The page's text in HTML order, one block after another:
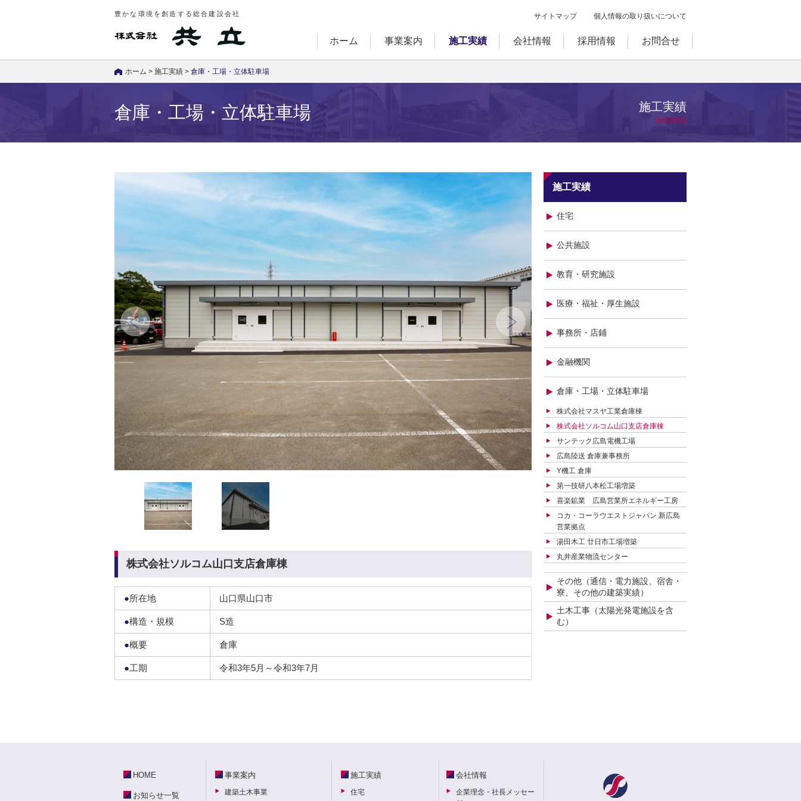
豊かな環境を創造する総合建設会社 サイトマップ 個人情報の取り扱いについて
ホーム 事業案内 施工実績 会社情報 採用情報 お問合せ
ホーム > 施工実績 > 倉庫・工場・立体駐車場
倉庫・工場・立体駐車場 施工実績
WORKS
株式会社ソルコム山口支店倉庫棟
●所在地 山口県山口市
●構造・規模 S造
●概要 倉庫
●工期 令和3年5月～令和3年7月
施工実績
住宅
公共施設
教育・研究施設
医療・福祉・厚生施設
事務所・店鋪
金融機関
倉庫・工場・立体駐車場
株式会社マスヤ工業倉庫棟
株式会社ソルコム山口支店倉庫棟
サンテック広島電機工場
広島陸送 倉庫兼事務所
Y機工 倉庫
第一技研八本松工場増築
喜楽鉱業 広島営業所エネルギー工房
コカ・コーラウエストジャパン 新広島
営業拠点
湯田木工 廿日市工場増築
丸井産業物流センター
その他（通信・電力施設、宿舎・
寮、その他の建築実績）
土木工事（太陽光発電施設を含
む）
HOME
お知らせ一覧
事業案内
建築土木事業
施工実績
住宅
会社情報
企業理念・社長メッセー